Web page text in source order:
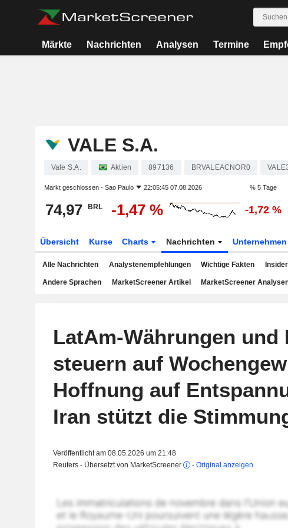
Märkte Nachrichten Analysen Termine
VALE S.A.
Vale S.A. Aktien 897136 BRVALEACNOR0
Markt geschlossen - Sao Paulo 22:05:45 07.08.2026 % 5 Tage
74,97 BRL -1,47 % -1,72 %
Übersicht Kurse Charts Nachrichten Unternehmen
Alle Nachrichten Analystenempfehlungen Wichtige Fakten
Andere Sprachen MarketScreener Artikel MarketScreener
LatAm-Währungen und
steuern auf
Hoffnung auf
Iran stützt die
Veröffentlicht am 08.05.2026 um 21:48
Reuters - Übersetzt von MarketScreener
- Original anzeigen